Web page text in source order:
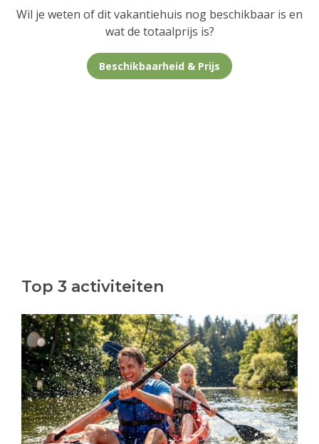
Wil je weten of dit vakantiehuis nog beschikbaar is en
wat de totaalprijs is?
Beschikbaarheid & Prijs
Top 3 activiteiten